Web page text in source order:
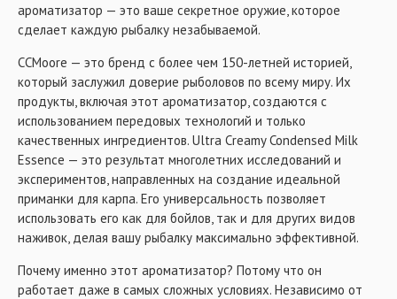
ароматизатор — это ваше секретное оружие, которое
сделает каждую рыбалку незабываемой.
CCMoore — это бренд с более чем 150-летней историей,
который заслужил доверие рыболовов по всему миру. Их
продукты, включая этот ароматизатор, создаются с
использованием передовых технологий и только
качественных ингредиентов. Ultra Creamy Condensed Milk
Essence — это результат многолетних исследований и
экспериментов, направленных на создание идеальной
приманки для карпа. Его универсальность позволяет
использовать его как для бойлов, так и для других видов
наживок, делая вашу рыбалку максимально эффективной.
Почему именно этот ароматизатор? Потому что он
работает даже в самых сложных условиях. Независимо от